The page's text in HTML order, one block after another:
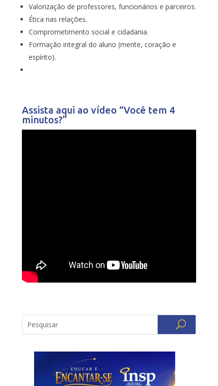
Valorização de professores, funcionários e parceiros.
Ética nas relações.
Comprometimento social e cidadania.
Formação integral do aluno (mente, coração e
espírito).
Assista aqui ao vídeo “Você tem 4
minutos?”